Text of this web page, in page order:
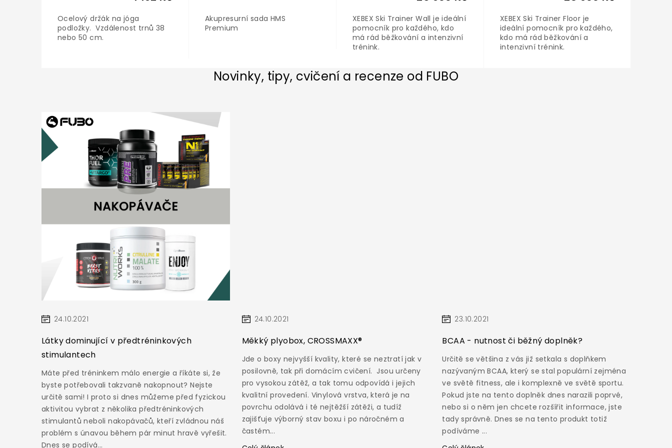
Ocelový držák na jóga
podložky. Vzdálenost trnů 38
nebo 50 cm.
Akupresurní sada HMS
Premium
XEBEX Ski Trainer Wall je ideální
pomocník pro každého, kdo
má rád běžkování a intenzivní
trénink.
XEBEX Ski Trainer Floor je
ideální pomocník pro každého,
kdo má rád běžkování a
intenzivní trénink.
Novinky, tipy, cvičení a recenze od FUBO
Látky dominující v předtréninkových
stimulantech
24.10.2021
Máte před tréninkem málo energie a říkáte si, že
byste potřebovali takzvaně nakopnout? Nejste
určitě sami! I proto si dnes můžeme před fyzickou
aktivitou vybrat z několika předtréninkových
stimulantů neboli nakopávačů, kteří zvládnou náš
problém s únavou během pár minut hravě vyřešit.
Dnes se podívá...
Měkký plyobox, CROSSMAXX®
24.10.2021
Jde o boxy nejvyšší kvality, které se neztratí jak v
posilovně, tak při domácím cvičení. Jsou určeny
pro vysokou zátěž, a tak tomu odpovídá i jejich
kvalitní provedení. Vinylová vrstva, která je na
povrchu odolává i té nejtěžší zátěži, a tudíž
zajišťuje výborný stav boxu i po náročném a
častém...
BCAA - nutnost či běžný doplněk?
23.10.2021
Určitě se většina z vás již setkala s doplňkem
nazývaným BCAA, který se stal populární zejména
ve světě fitness, ale i komplexně ve světě sportu.
Pokud jste na tento doplněk dnes narazili poprvé,
nebo si o něm jen chcete rozšířit informace, jste
tady správně. Dnes se na tento produkt totiž
podíváme ...